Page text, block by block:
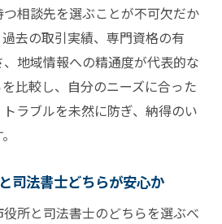
相談先を選ぶことが不可欠だか
去の取引実績、専門資格の有
地域情報への精通度が代表的な
比較し、自分のニーズに合った
ラブルを未然に防ぎ、納得のい
司法書士どちらが安心か
所と司法書士のどちらを選ぶべ